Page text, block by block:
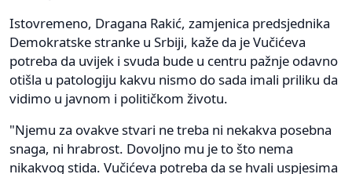
Istovremeno, Dragana Rakić, zamjenica predsjednika
Demokratske stranke u Srbiji, kaže da je Vučićeva
potreba da uvijek i svuda bude u centru pažnje odavno
otišla u patologiju kakvu nismo do sada imali priliku da
vidimo u javnom i političkom životu.
"Njemu za ovakve stvari ne treba ni nekakva posebna
snaga, ni hrabrost. Dovoljno mu je to što nema
nikakvog stida. Vučićeva potreba da se hvali uspjesima